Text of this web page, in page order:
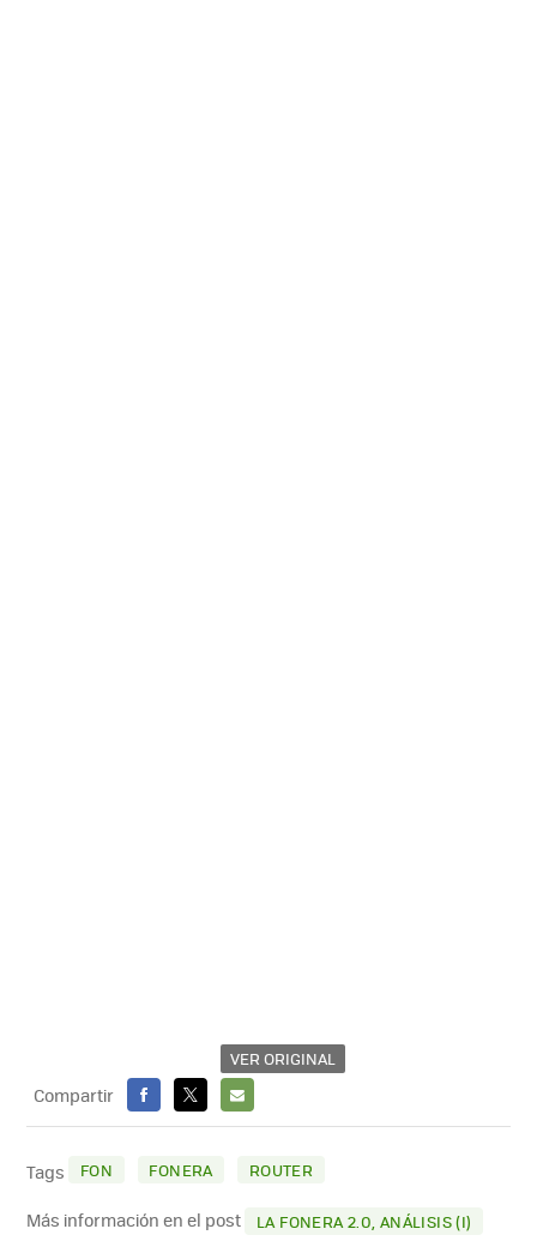
VER ORIGINAL
Compartir
FACEBOOK
X
E-
MAIL
Tags FON FONERA ROUTER
Más información en el post LA FONERA 2.0, ANÁLISIS (I)